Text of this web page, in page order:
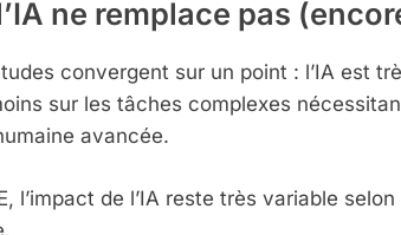
ne remplace pas
convergent sur un point : l’IA est
sur les tâches complexes
avancée.
l’impact de l’IA reste très variable